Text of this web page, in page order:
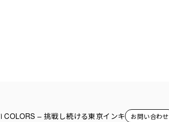
i COLORS – 挑戦し続ける東京インキ お問い合わせ